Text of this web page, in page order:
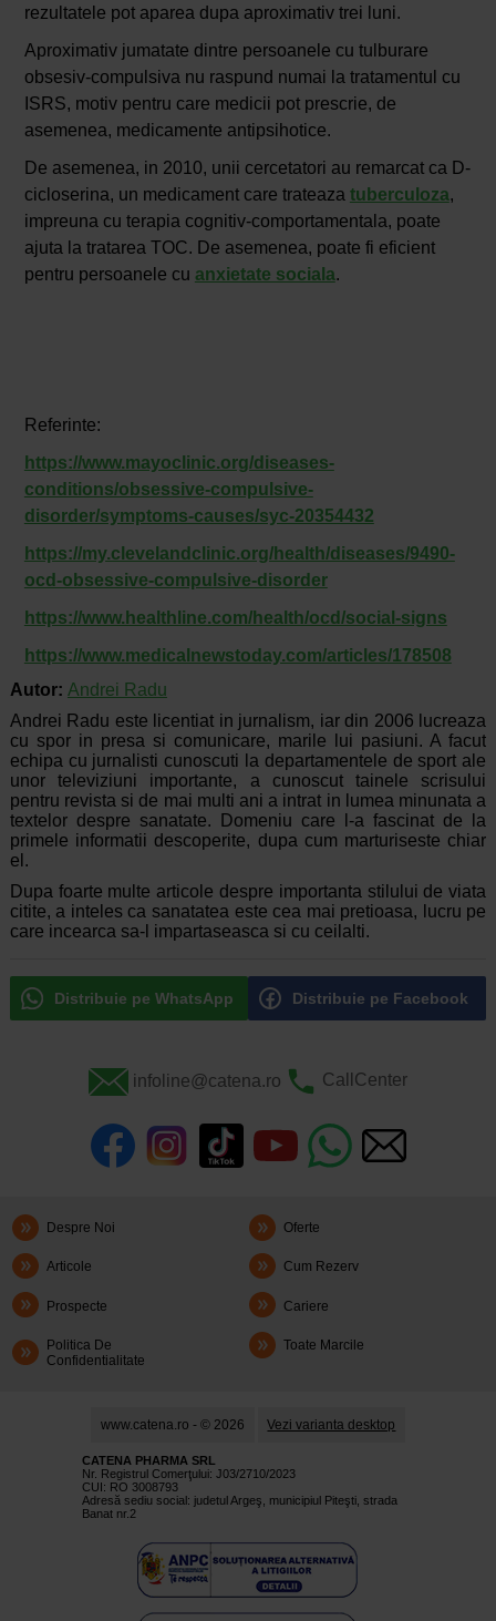
rezultatele pot aparea dupa aproximativ trei luni.
Aproximativ jumatate dintre persoanele cu tulburare
obsesiv-compulsiva nu raspund numai la tratamentul cu
ISRS, motiv pentru care medicii pot prescrie, de
asemenea, medicamente antipsihotice.
De asemenea, in 2010, unii cercetatori au remarcat ca D-
cicloserina, un medicament care trateaza tuberculoza,
impreuna cu terapia cognitiv-comportamentala, poate
ajuta la tratarea TOC. De asemenea, poate fi eficient
pentru persoanele cu anxietate sociala.
Referinte:
https://www.mayoclinic.org/diseases-
conditions/obsessive-compulsive-
disorder/symptoms-causes/syc-20354432
https://my.clevelandclinic.org/health/diseases/9490-
ocd-obsessive-compulsive-disorder
https://www.healthline.com/health/ocd/social-signs
https://www.medicalnewstoday.com/articles/178508
Autor: Andrei Radu
Andrei Radu este licentiat in jurnalism, iar din 2006 lucreaza
cu spor in presa si comunicare, marile lui pasiuni. A facut
echipa cu jurnalisti cunoscuti la departamentele de sport ale
unor televiziuni importante, a cunoscut tainele scrisului
pentru revista si de mai multi ani a intrat in lumea minunata a
textelor despre sanatate. Domeniu care l-a fascinat de la
primele informatii descoperite, dupa cum marturiseste chiar
el.
Dupa foarte multe articole despre importanta stilului de viata
citite, a inteles ca sanatatea este cea mai pretioasa, lucru pe
care incearca sa-l impartaseasca si cu ceilalti.
Distribuie pe WhatsApp Distribuie pe Facebook
infoline@catena.ro CallCenter
Despre Noi Oferte
Articole Cum Rezerv
Prospecte Cariere
Politica De
Confidentialitate
Toate Marcile
www.catena.ro - © 2026 Vezi varianta desktop
CATENA PHARMA SRL
Nr. Registrul Comerţului: J03/2710/2023
CUI: RO 3008793
Adresă sediu social: judetul Argeş, municipiul Piteşti, strada
Banat nr.2